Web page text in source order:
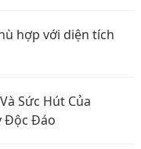
hợp với diện tích
Sức Hút Của
Độc Đáo